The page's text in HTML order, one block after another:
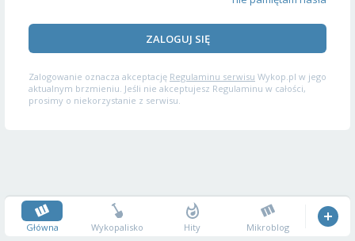
ZALOGUJ SIĘ
Zalogowanie oznacza akceptację Regulaminu serwisu Wykop.pl w jego
aktualnym brzmieniu. Jeśli nie akceptujesz Regulaminu w całości,
prosimy o niekorzystanie z serwisu.
Główna Wykopalisko Hity Mikroblog